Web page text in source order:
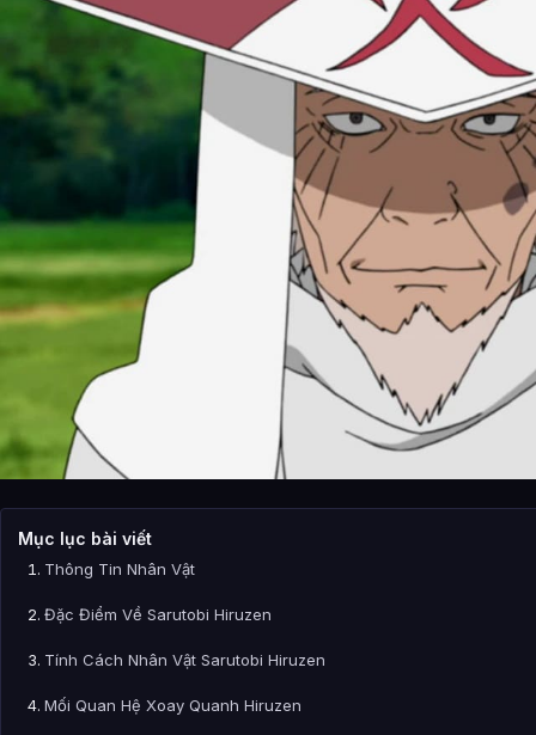
Mục lục bài viết
Thông Tin Nhân Vật
Đặc Điểm Về Sarutobi Hiruzen
Tính Cách Nhân Vật Sarutobi Hiruzen
Mối Quan Hệ Xoay Quanh Hiruzen